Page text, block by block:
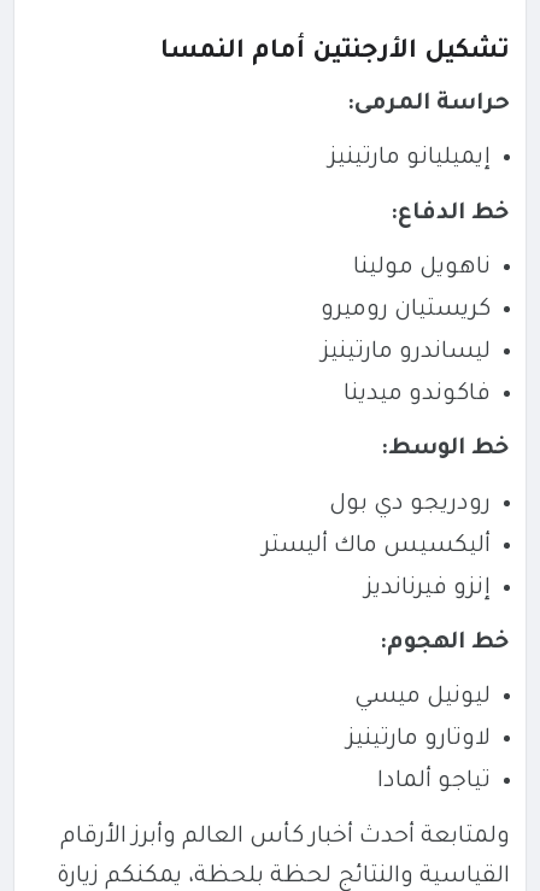
تشكيل الأرجنتين أمام النمسا
حراسة المرمى:
إيميليانو مارتينيز
خط الدفاع:
ناهويل مولينا
كريستيان روميرو
ليساندرو مارتينيز
فاكوندو ميدينا
خط الوسط:
رودريجو دي بول
أليكسيس ماك أليستر
إنزو فيرنانديز
خط الهجوم:
ليونيل ميسي
لاوتارو مارتينيز
تياجو ألمادا
ولمتابعة أحدث أخبار كأس العالم وأبرز الأرقام
القياسية والنتائج لحظة بلحظة، يمكنكم زيارة